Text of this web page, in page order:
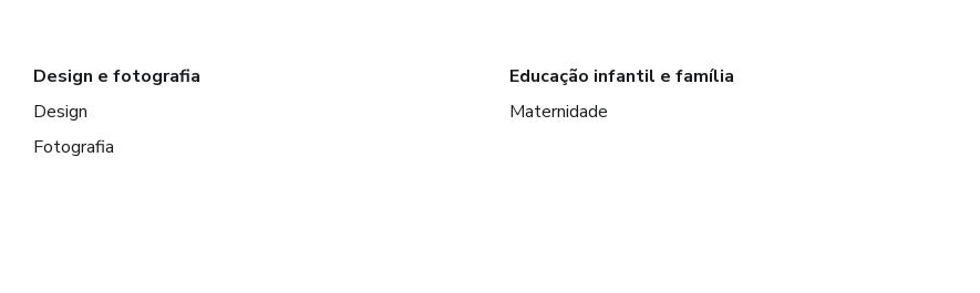
Design e fotografia
Design
Fotografia
Educação infantil e família
Maternidade